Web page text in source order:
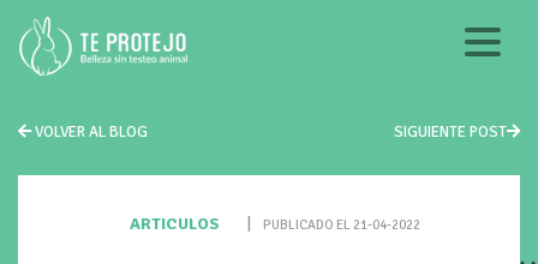
VOLVER AL BLOG SIGUIENTE POST
ARTICULOS PUBLICADO EL 21-04-2022